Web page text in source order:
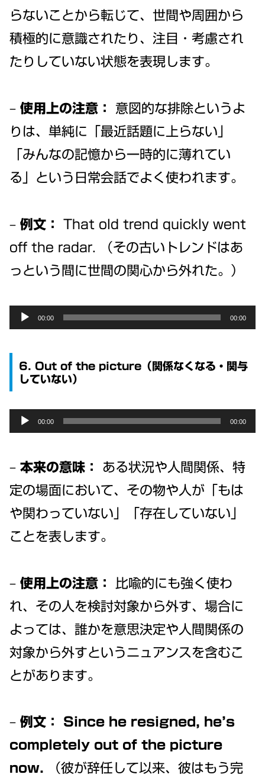
らないことから転じて、世間や周囲から
積極的に意識されたり、注目・考慮され
たりしていない状態を表現します。
– 使用上の注意：
意図的な排除というよ
りは、単純に「最近話題に上らない」
「みんなの記憶から一時的に薄れてい
る」という日常会話でよく使われます。
– 例文：
That old trend quickly went
off the radar. （その古いトレンドはあ
っという間に世間の関心から外れた。）
Audio
00:00 00:00
6. Out of the picture（関係なくなる・関与
していない）
Audio
00:00 00:00
– 本来の意味：
ある状況や人間関係、特
定の場面において、その物や人が「もは
や関わっていない」「存在していない」
ことを表します。
– 使用上の注意：
比喩的にも強く使わ
れ、その人を検討対象から外す、場合に
よっては、誰かを意思決定や人間関係の
対象から外すというニュアンスを含むこ
とがあります。
– 例文：
Since he resigned, he’s
completely out of the picture
now. （彼が辞任して以来、彼はもう完